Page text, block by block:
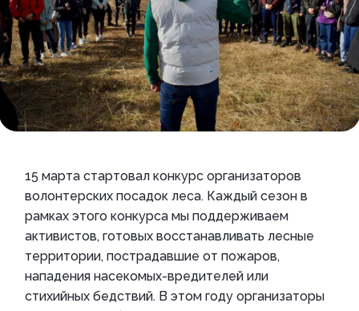
15 марта стартовал конкурс организаторов
волонтерских посадок леса. Каждый сезон в
рамках этого конкурса мы поддерживаем
активистов, готовых восстанавливать лесные
территории, пострадавшие от пожаров,
нападения насекомых-вредителей или
стихийных бедствий. В этом году организаторы